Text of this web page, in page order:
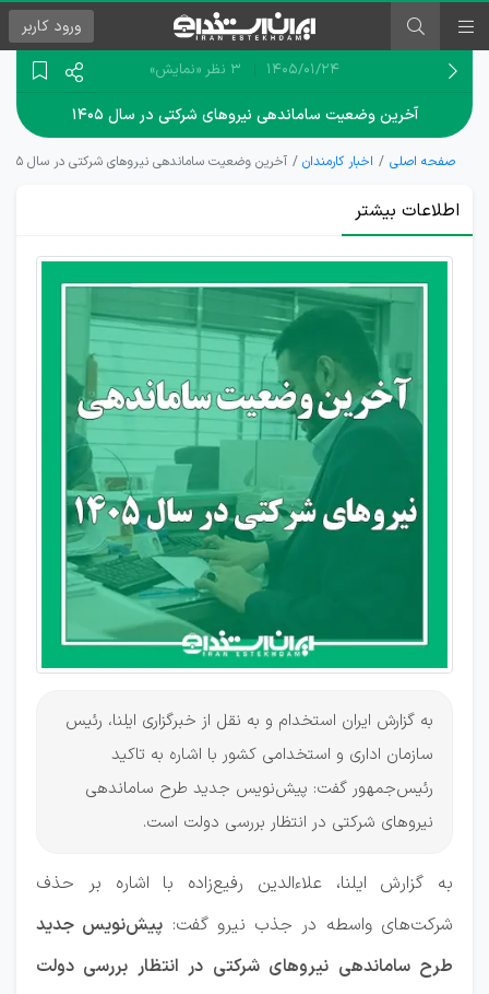
ورود کاربر
۱۴۰۵/۰۱/۲۴ 3 نظر «نمایش»
آخرین وضعیت ساماندهی نیروهای شرکتی در سال ۱۴۰۵
صفحه اصلی اخبار کارمندان آخرین وضعیت ساماندهی نیروهای شرکتی در سال ۱۴۰۵
اطلاعات بیشتر
تاکید
جمهور بر
حذف
شرکت‌های
تامین نیرو
به گزارش ایران استخدام و به نقل از خبرگزاری ایلنا، رئیس
سازمان اداری و استخدامی کشور با اشاره به تاکید
رئیس‌جمهور گفت: پیش‌نویس جدید طرح ساماندهی
نیروهای شرکتی در انتظار بررسی دولت است.
به گزارش ایلنا، علاءالدین رفیع‌زاده با اشاره بر حذف
شرکت‌های واسطه در جذب نیرو گفت: پیش‌نویس جدید
طرح ساماندهی نیروهای شرکتی در انتظار بررسی دولت